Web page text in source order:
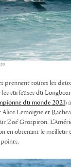
prennent toutes les
surfeuses du
du monde 2021)
Lemoigne et
Zoé Grospiron.
en obtenant le meilleur